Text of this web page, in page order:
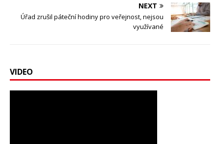
NEXT
Úřad zrušil páteční hodiny pro veřejnost, nejsou
využívané
VIDEO